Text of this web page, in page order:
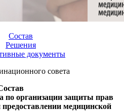
Состав
Решения
документы
совета
по организации защиты прав
медицинской